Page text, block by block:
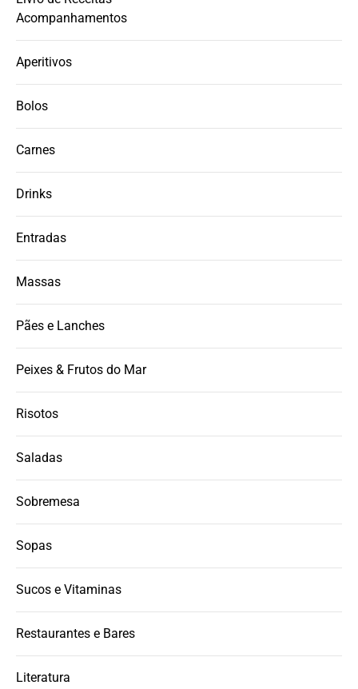
Acompanhamentos
Aperitivos
Bolos
Carnes
Drinks
Entradas
Massas
Pães e Lanches
Peixes & Frutos do Mar
Risotos
Saladas
Sobremesa
Sopas
Sucos e Vitaminas
Restaurantes e Bares
Literatura